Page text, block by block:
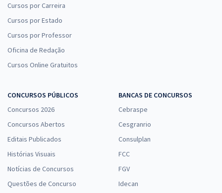
Cursos por Carreira
Cursos por Estado
Cursos por Professor
Oficina de Redação
Cursos Online Gratuitos
CONCURSOS PÚBLICOS
Concursos 2026
Concursos Abertos
Editais Publicados
Histórias Visuais
Notícias de Concursos
Questões de Concurso
BANCAS DE CONCURSOS
Cebraspe
Cesgranrio
Consulplan
FCC
FGV
Idecan